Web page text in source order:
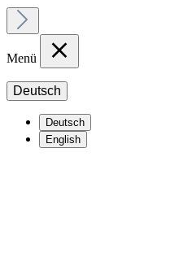
Menü
Deutsch
Deutsch
English